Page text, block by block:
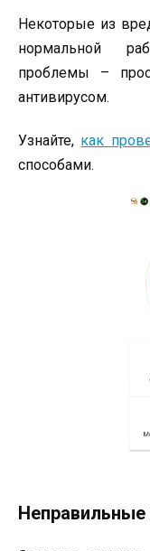
Некоторые из
нормальной
проблемы –
антивирусом.
Узнайте, как
способами.
Неправильные